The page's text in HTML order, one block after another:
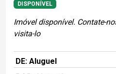
DISPONÍVEL
Imóvel disponível. Contate-
visita-lo
DE: Aluguel